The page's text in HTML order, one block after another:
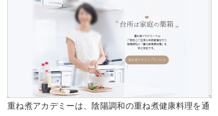
重ね煮アカデミーは、陰陽調和の重ね煮健康料理を通